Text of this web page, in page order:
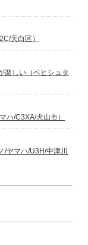
天白区）
楽しい（ベヒシュタ
ハ/C3XA/犬山市）
ヤマハ/U3H/中津川